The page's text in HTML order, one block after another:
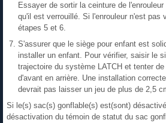
Essayer de sortir la ceinture de
qu'il est verrouillé. Si l'enrouleur n'est pas
étapes 5 et 6.
S'assurer que le siège pour enfant est
installer un enfant. Pour vérifier, saisir le
trajectoire du système LATCH et tenter
d'avant en arrière. Une installation
devrait pas laisser un jeu de plus de 2,5
Si le(s) sac(s) gonflable(s) est(sont)
désactivation du témoin de statut du sac